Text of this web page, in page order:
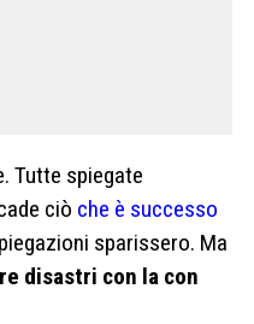
Tutte spiegate
ciò che è successo
sparissero. Ma
disastri con la con